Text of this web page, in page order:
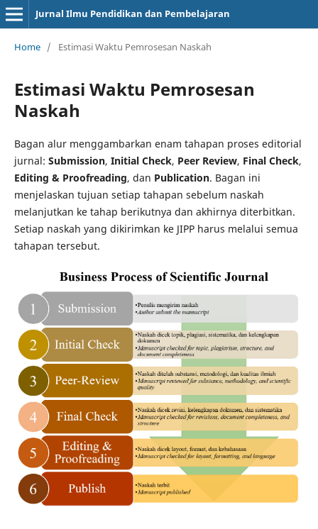
Jurnal Ilmu Pendidikan dan Pembelajaran
Home / Estimasi Waktu Pemrosesan Naskah
Estimasi Waktu Pemrosesan
Naskah
Bagan alur menggambarkan enam tahapan proses editorial
jurnal: Submission, Initial Check, Peer Review, Final Check,
Editing & Proofreading, dan Publication. Bagan ini
menjelaskan tujuan setiap tahapan sebelum naskah
melanjutkan ke tahap berikutnya dan akhirnya diterbitkan.
Setiap naskah yang dikirimkan ke JIPP harus melalui semua
tahapan tersebut.